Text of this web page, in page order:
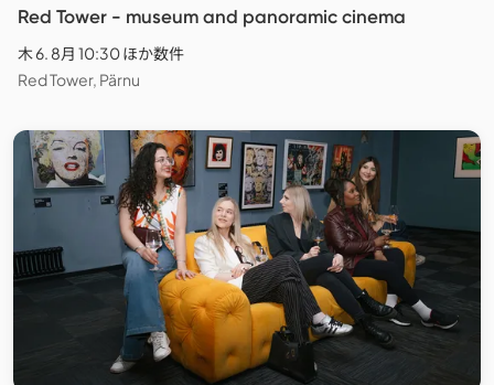
Red Tower - museum and panoramic cinema
木 6. 8月 10:30 ほか数件
Red Tower, Pärnu